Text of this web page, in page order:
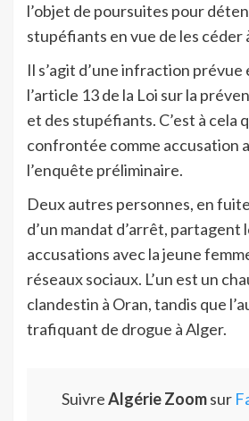
l’objet de poursuites pour
stupéfiants en vue de les céder
Il s’agit d’une infraction
l’article 13 de la Loi sur la
et des stupéfiants. C’est à cela
confrontée comme accusation
l’enquête préliminaire.
Deux autres personnes, en
d’un mandat d’arrêt, partagent
accusations avec la jeune
réseaux sociaux. L’un est un
clandestin à Oran, tandis que
trafiquant de drogue à Alger.
SuivreAlgérie Zoomsur